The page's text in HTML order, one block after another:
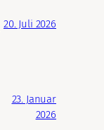
20. Juli 2026
23. Januar
2026